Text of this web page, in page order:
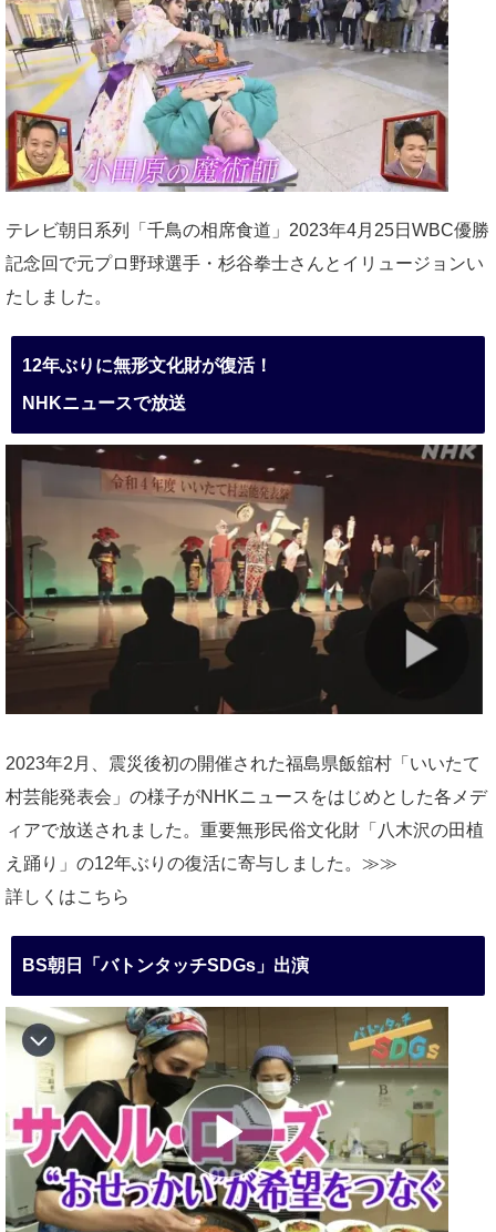
テレビ朝日系列「千鳥の相席食道」2023年4月25日WBC優勝
記念回で元プロ野球選手・杉谷拳士さんとイリュージョンい
たしました。
12年ぶりに無形文化財が復活！
NHKニュースで放送
2023年2月、震災後初の開催された福島県飯舘村「いいたて
村芸能発表会」の様子がNHKニュースをはじめとした各メデ
ィアで放送されました。重要無形民俗文化財「八木沢の田植
え踊り」の12年ぶりの復活に寄与しました。≫≫
詳しくはこちら
BS朝日「バトンタッチSDGs」出演